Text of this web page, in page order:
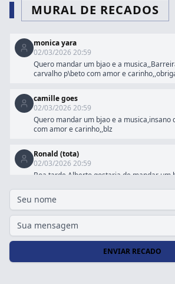
MURAL DE RECADOS
monica yara
02/03/2026 20:59
Quero mandar um bjao e a
carvalho p\beto com amor e
camille goes
02/03/2026 20:59
Quero mandar um bjao e a musica,insano
com amor e carinho,,blz
Ronald (tota)
02/03/2026 20:59
Boa tarde Alberto,gostaria de mandar um
trazendo a arca, um abraço e obrigado
Linda Fernandes
02/03/2026 20:59
Passando por aqui pra deixar um forte
ENVIAR RECADO